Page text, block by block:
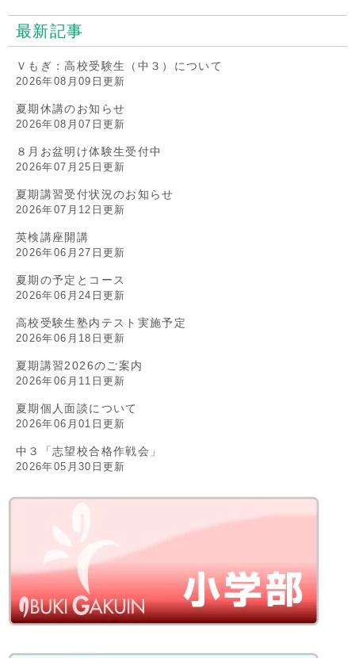
最新記事
Ｖもぎ：高校受験生（中３）について
2026年08月09日更新
夏期休講のお知らせ
2026年08月07日更新
８月お盆明け体験生受付中
2026年07月25日更新
夏期講習受付状況のお知らせ
2026年07月12日更新
英検講座開講
2026年06月27日更新
夏期の予定とコース
2026年06月24日更新
高校受験生塾内テスト実施予定
2026年06月18日更新
夏期講習2026のご案内
2026年06月11日更新
夏期個人面談について
2026年06月01日更新
中３「志望校合格作戦会」
2026年05月30日更新